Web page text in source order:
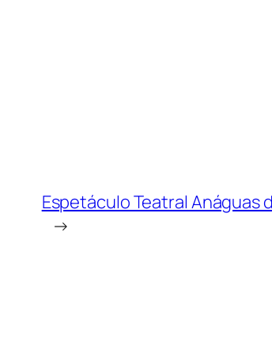
Espetáculo Teatral Anáguas
→